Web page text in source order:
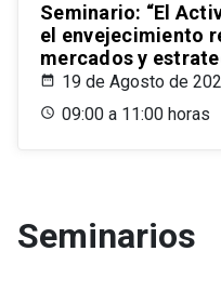
Seminario: “El
el envejecimiento
mercados y
19 de Agosto de
09:00 a 11:00 horas
Seminarios